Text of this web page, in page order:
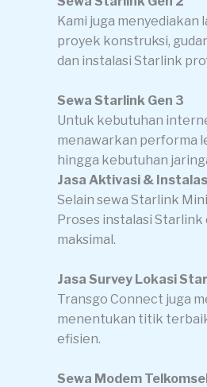
Kami juga menyediakan
proyek konstruksi,
dan instalasi Starlink
Sewa Starlink Gen 3
Untuk kebutuhan
menawarkan performa
hingga kebutuhan
Jasa Aktivasi &
Selain sewa Starlink
Proses instalasi
maksimal.
Jasa Survey Lokasi
Transgo Connect juga
menentukan titik terbaik
efisien.
Sewa Modem